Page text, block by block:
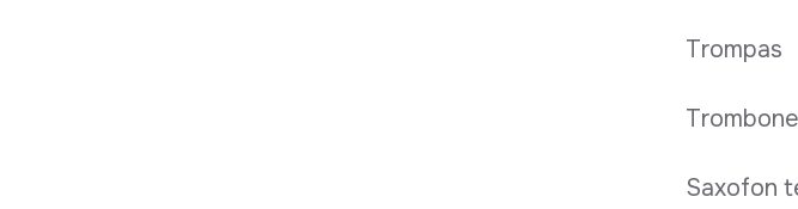
Trompas
Saxofon